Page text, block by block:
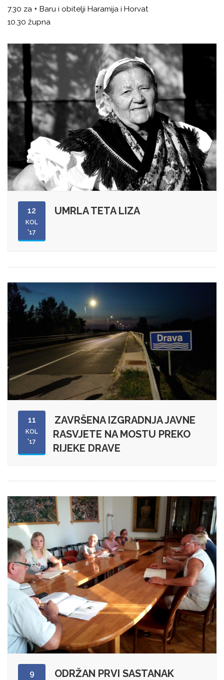
7.30 za + Baru i obitelji Haramija i Horvat
10.30 župna
12
KOL
'17
UMRLA TETA LIZA
11
KOL
'17
ZAVRŠENA IZGRADNJA JAVNE
RASVJETE NA MOSTU PREKO
RIJEKE DRAVE
9 ODRŽAN PRVI SASTANAK